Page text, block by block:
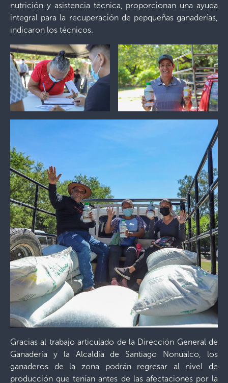
nutrición y asistencia técnica, proporcionan una ayuda
integral para la recuperación de pepqueñas ganaderías,
indicaron los técnicos.
Gracias al trabajo articulado de la Dirección General de
Ganadería y la Alcaldía de Santiago Nonualco, los
ganaderos de la zona podrán regresar al nivel de
producción que tenían antes de las afectaciones por la